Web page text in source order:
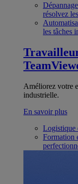
résolvez
les tâches
Améliorez votre
industrielle.
En savoir plus
Logistique
Formation